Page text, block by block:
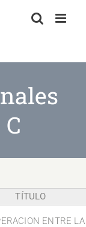
TÍTULO
ENTRE